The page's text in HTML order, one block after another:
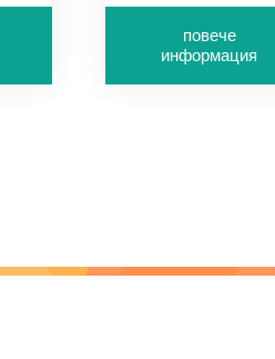
повече
информация